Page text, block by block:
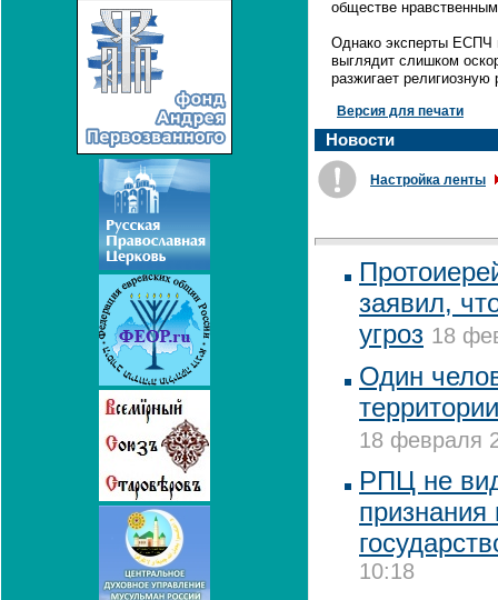
обществе
Однако эксперты ЕСПЧ
выглядит слишком
разжигает религиозную
Версия для печати
Новости
Настройка ленты
заявил,
угроз 18
Один
18 февраля
РПЦ не
признания
10:18